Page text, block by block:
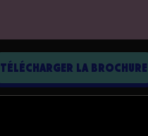
TÉLÉCHARGER LA BROCHURE